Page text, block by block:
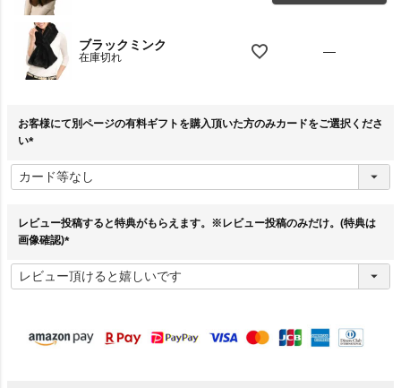
ブラックミンク
在庫切れ —
お客様にて別ページの有料ギフトを購入頂いた方のみカードをご選択くださ
い
必
須
レビュー投稿すると特典がもらえます。※レビュー投稿のみだけ。(特典は
画像確認)
必
須